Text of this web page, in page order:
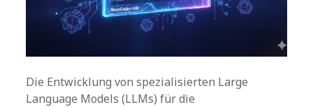
Die Entwicklung von spezialisierten Large
Language Models (LLMs) für die